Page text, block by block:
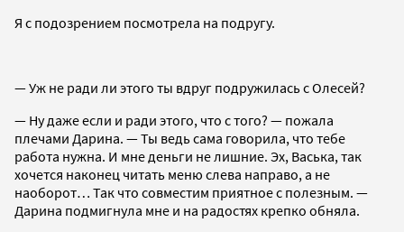
Я с подозрением посмотрела на подругу.
— Уж не ради ли этого ты вдруг подружилась с Олесей?
— Ну даже если и ради этого, что с того? — пожала
плечами Дарина. — Ты ведь сама говорила, что тебе
работа нужна. И мне деньги не лишние. Эх, Васька, так
хочется наконец читать меню слева направо, а не
наоборот… Так что совместим приятное с полезным. —
Дарина подмигнула мне и на радостях крепко обняла.